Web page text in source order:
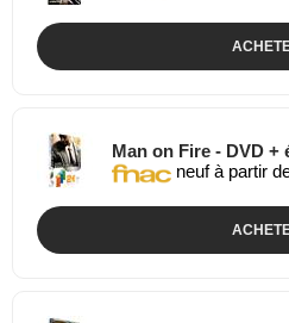
Man on Fire - DVD +
neuf à partir